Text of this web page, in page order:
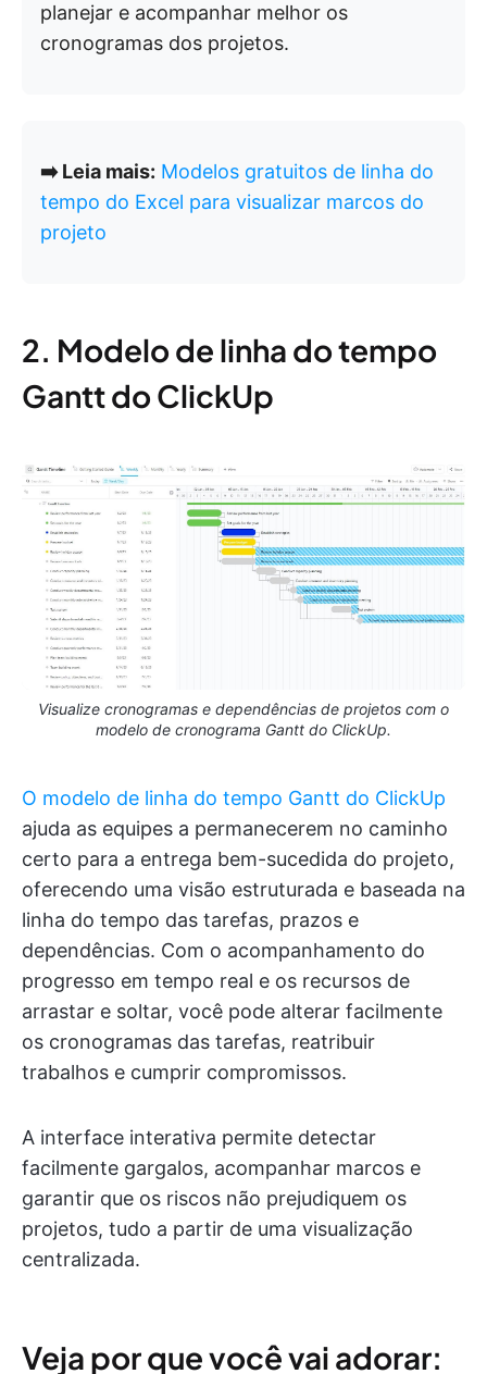
planejar e acompanhar melhor os
cronogramas dos projetos.
➡️ Leia mais: Modelos gratuitos de linha do
tempo do Excel para visualizar marcos do
projeto
2. Modelo de linha do tempo
Gantt do ClickUp
Visualize cronogramas e dependências de projetos com o
modelo de cronograma Gantt do ClickUp.
O modelo de linha do tempo Gantt do ClickUp
ajuda as equipes a permanecerem no caminho
certo para a entrega bem-sucedida do projeto,
oferecendo uma visão estruturada e baseada na
linha do tempo das tarefas, prazos e
dependências. Com o acompanhamento do
progresso em tempo real e os recursos de
arrastar e soltar, você pode alterar facilmente
os cronogramas das tarefas, reatribuir
trabalhos e cumprir compromissos.
A interface interativa permite detectar
facilmente gargalos, acompanhar marcos e
garantir que os riscos não prejudiquem os
projetos, tudo a partir de uma visualização
centralizada.
Veja por que você vai adorar: